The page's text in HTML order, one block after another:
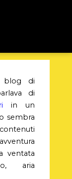
blog di
di
in un
sembra
ventata
aria